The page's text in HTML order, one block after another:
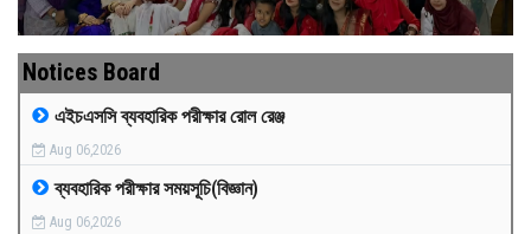
ACADEMICS
GALLERY
MEDIA
PAYMENT
Notices Board
এইচএসসি ব্যবহারিক পরীক্ষার রোল রেঞ্জ
Aug 06,2026
ব্যবহারিক পরীক্ষার সময়সূচি(বিজ্ঞান)
Aug 06,2026